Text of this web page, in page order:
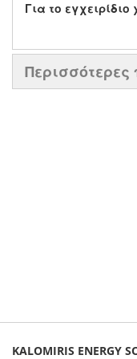
Για το
KALOMIRIS ENERGY